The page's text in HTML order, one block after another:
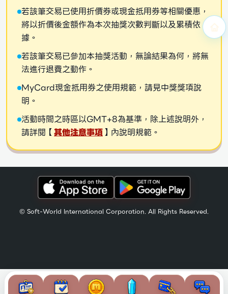
若該筆交易已使用折價券或現金抵用券等相關優惠，
將以折價後金額作為本次抽獎次數判斷以及累積依
據。
若該筆交易已參加本抽獎活動，無論結果為何，將無
法進行退費之動作。
MyCard現金抵用券之使用規範，請見中獎獎項說
明。
活動時間之時區以GMT+8為基準，除上述說明外，
請詳閱【其他注意事項】內說明規範。
© Soft-World International Corporation. All Rights Reserved.